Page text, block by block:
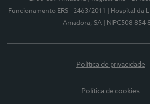
Funcionamento ERS - 2463/2011
| Hospital da
Amadora, SA
| NIPC508 854
Política de privacidade
Política de cookies